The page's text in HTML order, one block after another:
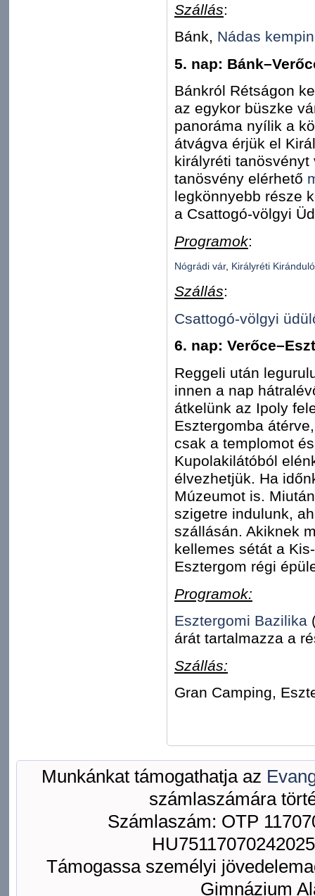
Szállás:
Bánk, Nádas
5. nap:
Bánkról Rétságon
az egykor büszke
panoráma nyílik a
átvágva érjük el
királyréti
tanösvény elérhető
legkönnyebb része
a Csattogó-völgyi
Programok:
Nógrádi vár, Királyréti
Szállás:
Csattogó-völgyi
6. nap:
Reggeli után
innen a nap
átkelünk az Ipoly
Esztergomba
csak a templomot
Kupolakilátóból
élvezhetjük. Ha
Múzeumot is.
szigetre indulunk,
szállásán. Akiknek
kellemes sétát a
Esztergom régi
Programok:
Esztergomi Bazilika
árát tartalmazza a
Szállás:
Gran Camping,
Munkánkat támogathatja az
számlaszámára
Számlaszám: OTP
Támogassa személyi
Gimnázium